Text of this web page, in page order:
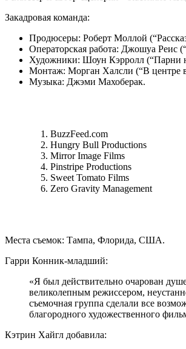
Закадровая команда:
Продюсеры: Роберт Моллой
Операторская работа: Джошуа Реис
Художники: Шоун Кэрролл (“Парни
Монтаж: Морган Халсли (“В центре
Музыка: Джэми Махоберак.
BuzzFeed.com
Hungry Bull Productions
Mirror Image Films
Pinstripe Productions
Sweet Tomato Films
Zero Gravity Management
Места съемок: Тампа, Флорида, США.
Гарри Конник-младший:
«Я был действительно очарован
великолепным режиссером,
съемочная группа сделали все
благородного художественного
Кэтрин Хайгл добавила: